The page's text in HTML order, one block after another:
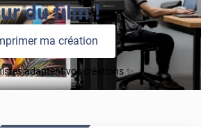
du film !
ma création
adaptent vos créations ✨